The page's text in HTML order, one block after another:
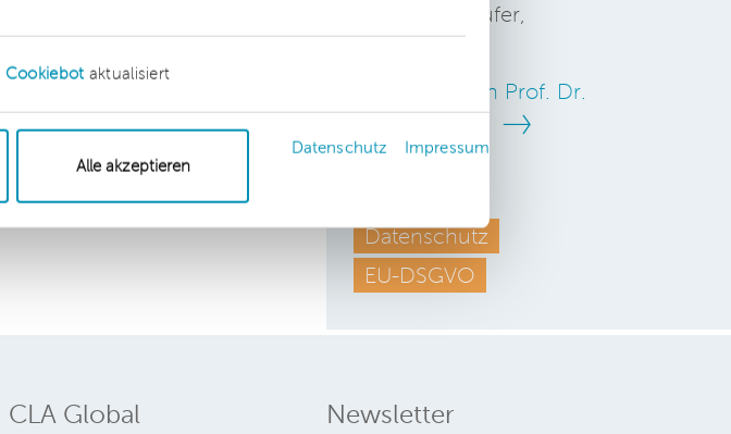
Cookiebot aktualisiert
Alle akzeptieren
Datenschutz Impressum
Wirtschaftsprüfer,
Steuerberater
Zum Profil von Prof. Dr.
Datenschutz
EU-DSGVO
CLA Global Newsletter